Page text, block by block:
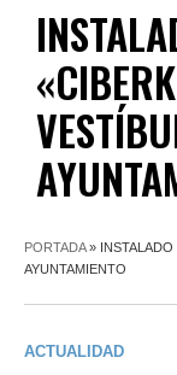
PORTADA»
AYUNTAMIENTO
ACTUALIDAD